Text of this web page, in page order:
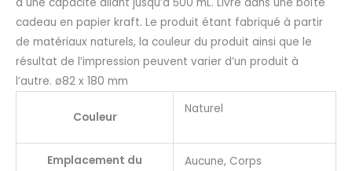
cadeau en papier kraft. Le produit étant fabriqué à partir
de matériaux naturels, la couleur du produit ainsi que le
résultat de l’impression peuvent varier d’un produit à
l’autre. ø82 x 180 mm
Couleur
Naturel
Emplacement du
Aucune, Corps